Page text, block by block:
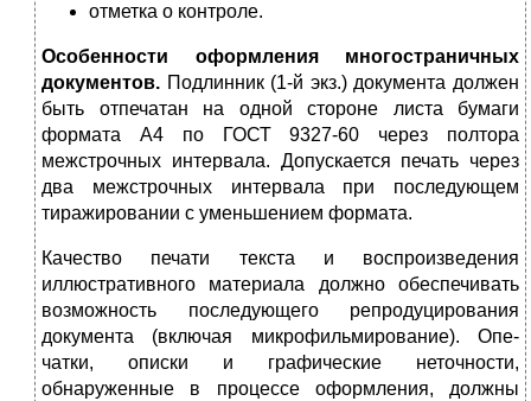
отметка о контроле.
Особенности оформления многостраничных
документов. Подлин­ник (1-й экз.) документа должен
быть отпечатан на одной стороне листа бумаги
формата А4 по ГОСТ 9327-60 через полтора
межстрочных интервала. Допускается печать через
два межстроч­ных интервала при последующем
тиражировании с уменьшением формата.
Качество печати текста и воспроизведения
иллюстративного материала должно обеспечивать
возможность последующего реп­родуцирования
документа (включая микрофильмирование). Опе­
чатки, описки и графические неточности,
обнаруженные в процес­се оформления, должны